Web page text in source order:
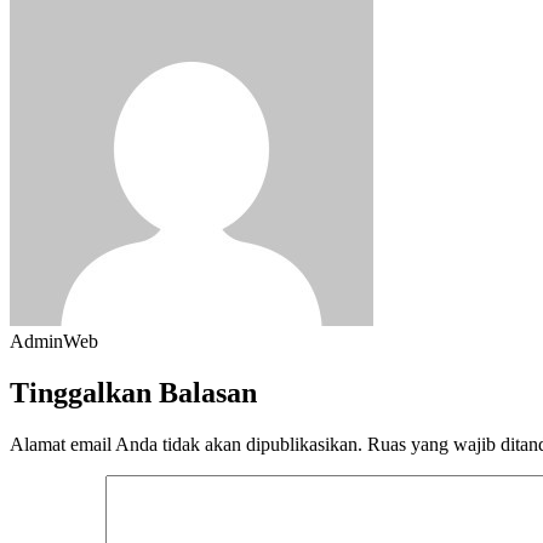
AdminWeb
Tinggalkan Balasan
Alamat email Anda tidak akan dipublikasikan. Ruas yang wajib